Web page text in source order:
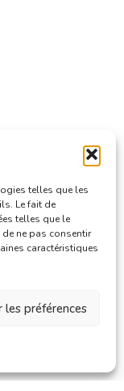
telles que les
Le fait de
telles que le
ne pas consentir
caractéristiques
les préférences